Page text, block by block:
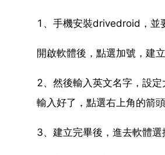
1、手機安裝drivedroid，並
開啟軟體後，點選加號，建立
2、然後輸入英文名字，設
輸入好了，點選右上角的箭
3、建立完畢後，進去軟體選